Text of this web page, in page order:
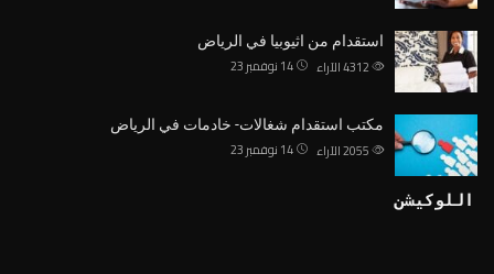
استقدام من اثيوبيا في الرياض
14 نوفمبر 23 الآراء
مكتب استقدام شغالات- خادمات في الرياض
14 نوفمبر 23 الآراء
اللوكيشن